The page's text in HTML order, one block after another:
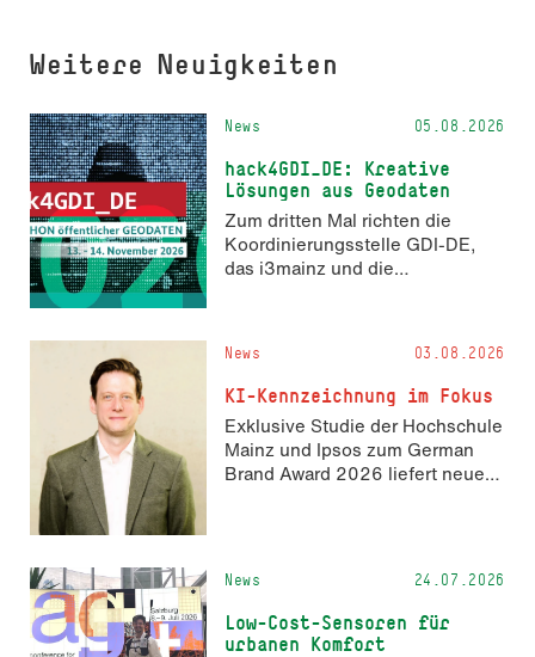
Weitere Neuigkeiten
News 05.08.2026
hack4GDI_DE: Kreative
Lösungen aus Geodaten
Zum dritten Mal richten die
Koordinierungsstelle GDI-DE,
das i3mainz und die
und 14. November 2026 den
Hackathon hack4GDI_DE an der
Hochschule Mainz aus. Die
Anmeldung ist geöffnet und bis
zum 2. Oktober 2026 möglich.
News 03.08.2026
KI-Kennzeichnung im Fokus
Exklusive Studie der Hochschule
Mainz und Ipsos zum German
Brand Award 2026 liefert neue
News 24.07.2026
Low-Cost-Sensoren für
urbanen Komfort